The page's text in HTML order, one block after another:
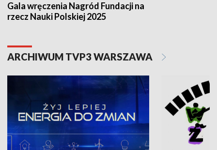
Gala wręczenia Nagród Fundacji na
rzecz Nauki Polskiej 2025
ARCHIWUM TVP3 WARSZAWA